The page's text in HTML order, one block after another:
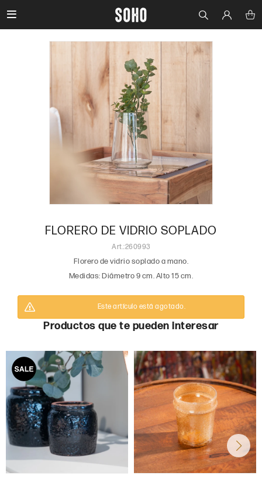

FLORERO DE VIDRIO SOPLADO
260993
Florero de vidrio soplado a mano.
Medidas: Diámetro 9 cm. Alto 15 cm.
Este artículo está agotado.
Productos que te pueden interesar